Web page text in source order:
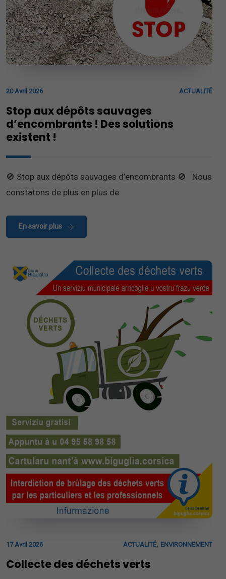
20 Avril 2026 ACTUALITÉ
Stop aux dépôts sauvages
d’encombrants ! Des solutions
existent !
🚫 Stop aux dépôts sauvages d’encombrants 🚫 Nous
constatons de plus en plus de
En savoir plus
17 Avril 2026 ACTUALITÉ, ENVIRONNEMENT
Collecte des déchets verts